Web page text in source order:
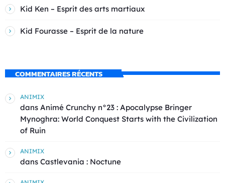
Kid Ken – Esprit des arts martiaux
Kid Fourasse – Esprit de la nature
COMMENTAIRES RÉCENTS
ANIMIX
dans Animé Crunchy n°23 : Apocalypse Bringer
Mynoghra: World Conquest Starts with the Civilization
of Ruin
ANIMIX
dans Castlevania : Noctune